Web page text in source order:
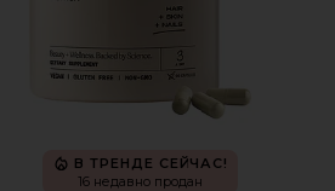
В ТРЕНДЕ СЕЙЧАС!
16 недавно продан